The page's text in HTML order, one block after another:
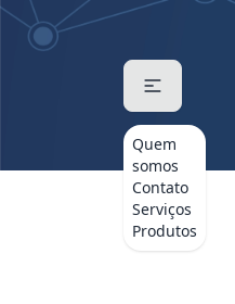
Quem
somos
Contato
Serviços
Produtos